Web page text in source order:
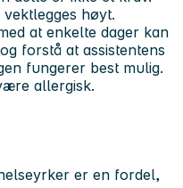
høyt.
at enkelte dager kan
forstå at assistentens
fungerer best mulig.
allergisk.
er en fordel,